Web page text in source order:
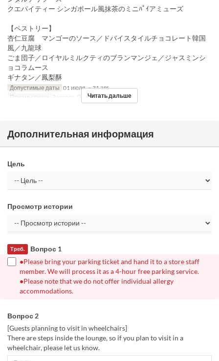
クエパイティー シンガポール風抹茶のミニﾊﾟｲアミューズ
【ペストリー】
杏仁豆腐 マンゴーのソース／ドバイスタイルチョコレート韓国
風／九龍球
ごま団子／ロイヤルミルクティのブランマンジェ／ジャスミンシ
ョコラムース
ギナタン／鳳梨酥
Допустимые даты 01 июля. ~ 31 авг.
Приемы пищи Завтрак, Обед, Чай, Ужин
Читать дальше
Дополнительная информация
Цель
Просмотр истории
Вопрос 1
Треб.
●Please bring your parking ticket and hand it to a store staff
member. We will process it as a 4-hour free parking service.
●Please note that we do not offer individual allergy
accommodations.
Вопрос 2
[Guests planning to visit in wheelchairs]
There are steps inside the lounge, so if you plan to visit in a
wheelchair, please let us know.